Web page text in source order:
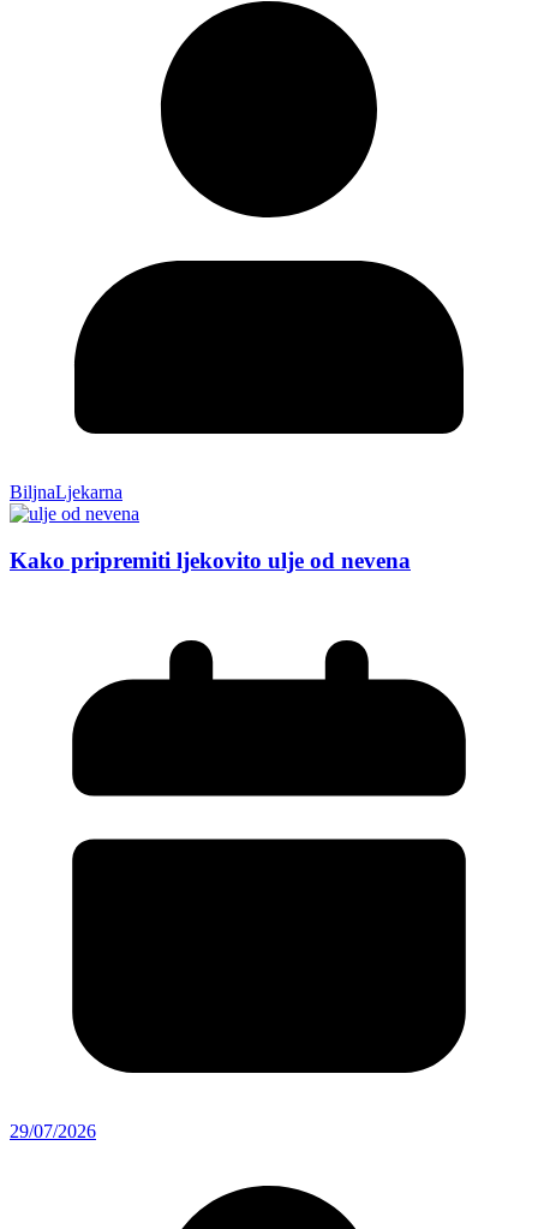
BiljnaLjekarna
Kako pripremiti ljekovito ulje od nevena
29/07/2026